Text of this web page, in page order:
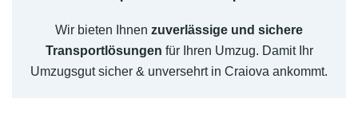
Wir bieten Ihnen zuverlässige und sichere
Transportlösungen für Ihren Umzug. Damit Ihr
Umzugsgut sicher & unversehrt in Craiova ankommt.